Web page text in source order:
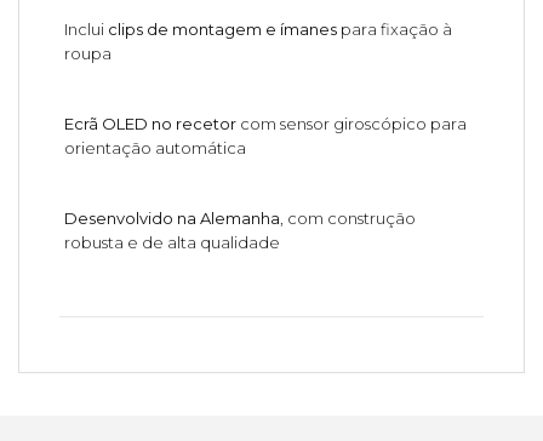
Inclui clips de montagem e ímanes para fixação à
roupa
Ecrã OLED no recetor com sensor giroscópico para
orientação automática
Desenvolvido na Alemanha, com construção
robusta e de alta qualidade